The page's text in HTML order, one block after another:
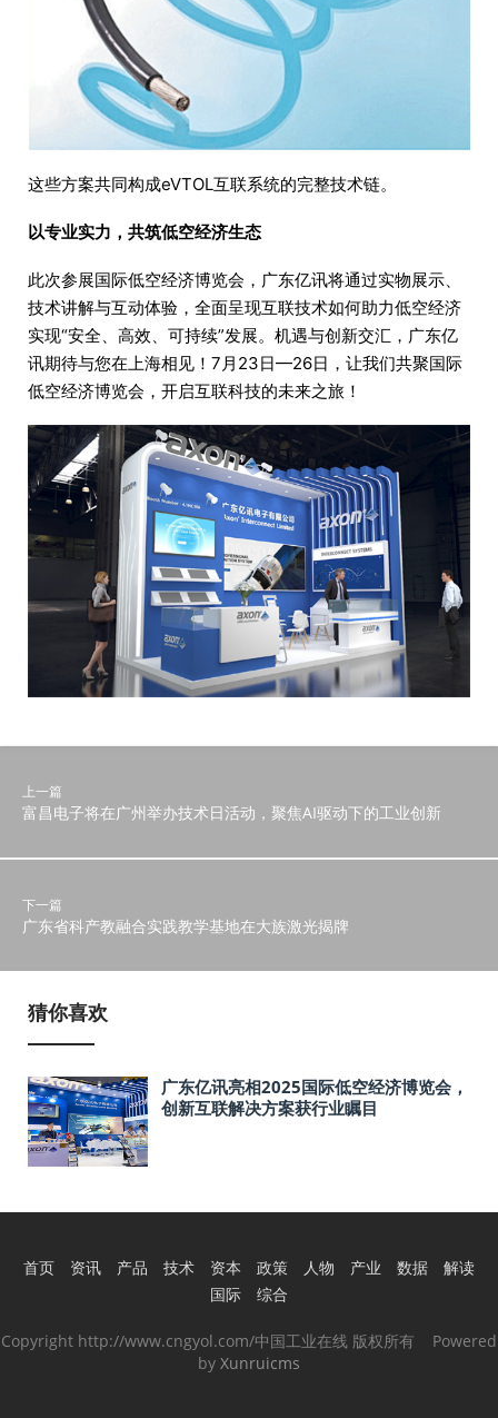
这些方案共同构成eVTOL互联系统的完整技术链。
以专业实力，共筑低空经济生态
此次参展国际低空经济博览会，广东亿讯将通过实物展示、
技术讲解与互动体验，全面呈现互联技术如何助力低空经济
实现“安全、高效、可持续”发展。机遇与创新交汇，广东亿
讯期待与您在上海相见！7月23日—26日，让我们共聚国际
低空经济博览会，开启互联科技的未来之旅！
上一篇
富昌电子将在广州举办技术日活动，聚焦AI驱动下的工业创新
下一篇
广东省科产教融合实践教学基地在大族激光揭牌
猜你喜欢
广东亿讯亮相2025国际低空经济博览会，
创新互联解决方案获行业瞩目
首页 资讯 产品 技术 资本 政策 人物 产业 数据
解读
国际
综合
Copyright http://www.cngyol.com/中国工业在线 版权所有 Powered
by Xunruicms